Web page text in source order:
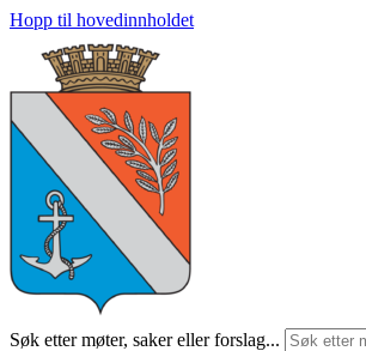
Hopp til hovedinnholdet
Søk etter møter, saker eller forslag...